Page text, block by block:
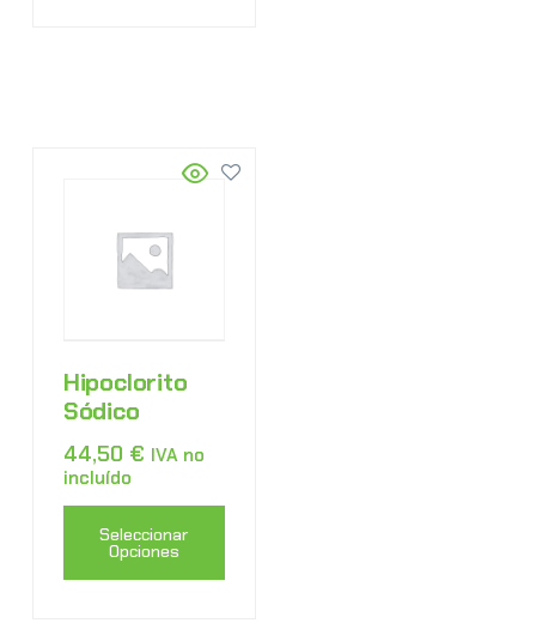
Hipoclorito
Sódico
44,50 € IVA no
incluído
Seleccionar
Opciones